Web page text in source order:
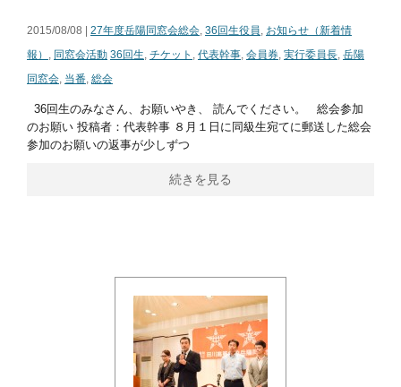
2015/08/08 | 27年度岳陽同窓会総会, 36回生役員, お知らせ（新着情
報） , 同窓会活動 36回生, チケット , 代表幹事, 会員券, 実行委員長, 岳陽
同窓会, 当番, 総会
36回生のみなさん、お願いやき、 読んでください。 総会参加
のお願い 投稿者：代表幹事 ８月１日に同級生宛てに郵送した総会
参加のお願いの返事が少しずつ
続きを見る